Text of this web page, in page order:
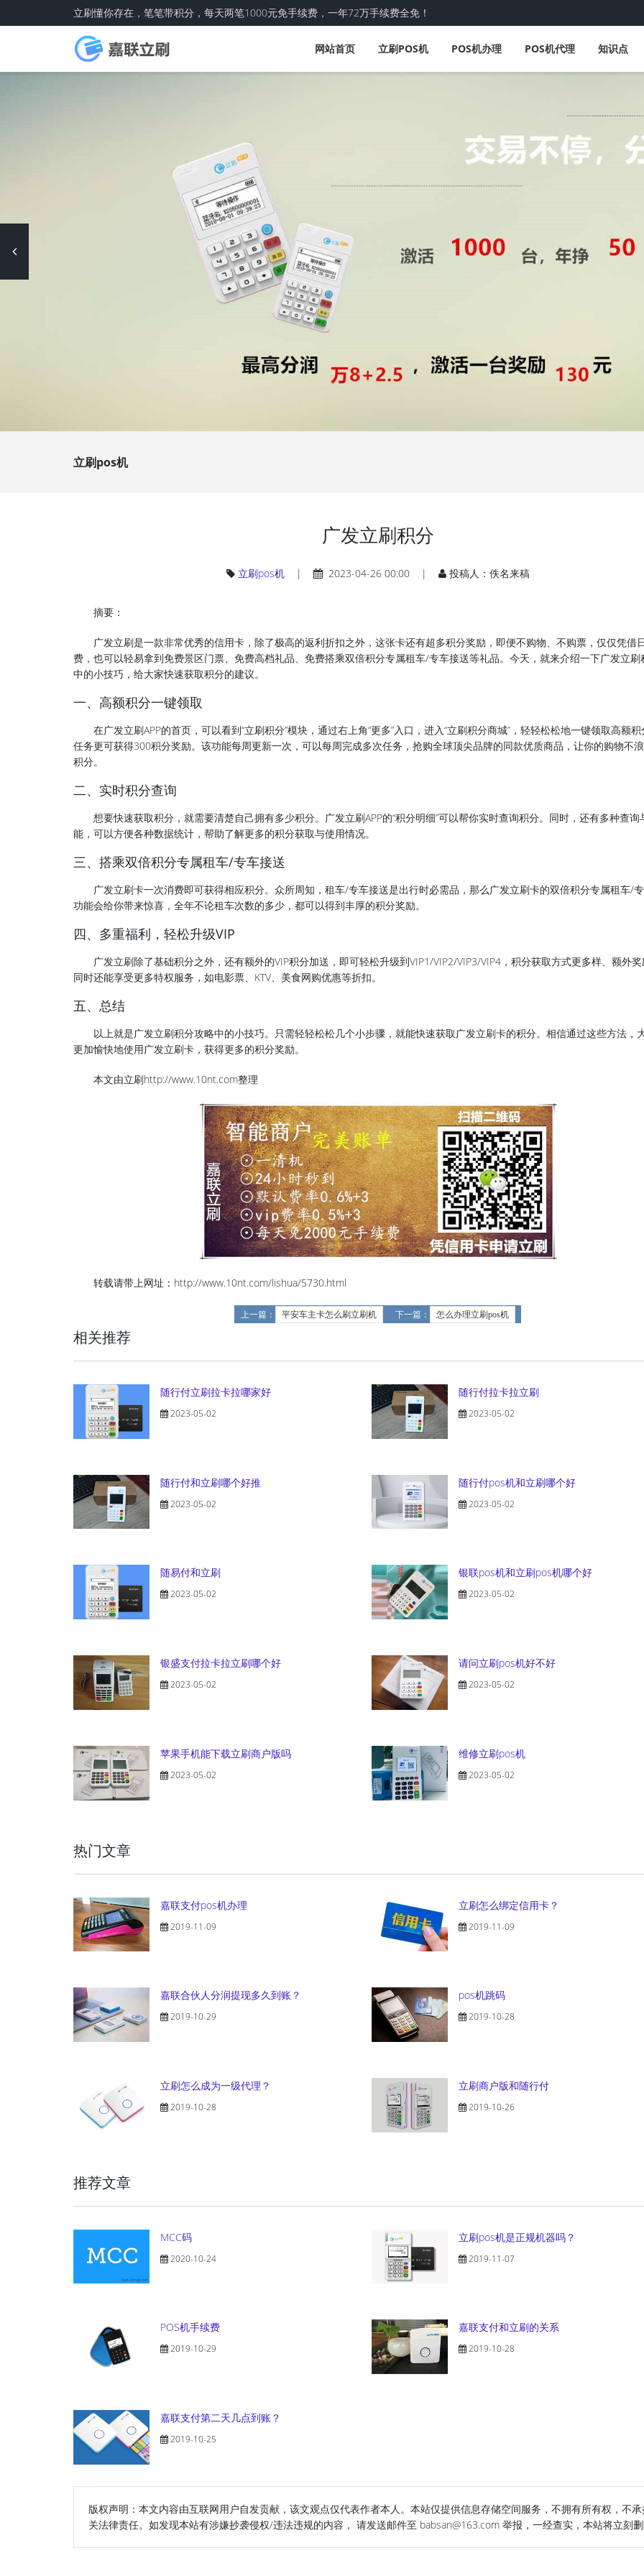
立刷懂你存在，笔笔带积分，每天两笔1000元免手续费，一年72万手续费全免！
网站首页 立刷POS机 POS机办理 POS机代理 知识点
立刷pos机
广发立刷积分
立刷pos机| 2023-04-26 00:00 | 投稿人：佚名来稿
摘要：
广发立刷是一款非常优秀的信用卡，除了极高的返利折扣之外，这张卡还有超多积分奖励，即便不购物、不购票，仅仅凭借
费，也可以轻易拿到免费景区门票、免费高档礼品、免费搭乘双倍积分专属租车/专车接送等礼品。今天，就来介绍一下广发立刷
中的小技巧，给大家快速获取积分的建议。
一、高额积分一键领取
在广发立刷APP的首页，可以看到“立刷积分”模块，通过右上角“更多”入口，进入“立刷积分商城”，轻轻松松地一键领取高额
任务更可获得300积分奖励。该功能每周更新一次，可以每周完成多次任务，抢购全球顶尖品牌的同款优质商品，让你的购物不
积分。
二、实时积分查询
想要快速获取积分，就需要清楚自己拥有多少积分。广发立刷APP的“积分明细”可以帮你实时查询积分。同时，还有多种查询
能，可以方便各种数据统计，帮助了解更多的积分获取与使用情况。
三、搭乘双倍积分专属租车/专车接送
广发立刷卡一次消费即可获得相应积分。众所周知，租车/专车接送是出行时必需品，那么广发立刷卡的双倍积分专属租车/
功能会给你带来惊喜，全年不论租车次数的多少，都可以得到丰厚的积分奖励。
四、多重福利，轻松升级VIP
广发立刷除了基础积分之外，还有额外的VIP积分加送，即可轻松升级到VIP1/VIP2/VIP3/VIP4，积分获取方式更多样、额外
同时还能享受更多特权服务，如电影票、KTV、美食网购优惠等折扣。
五、总结
以上就是广发立刷积分攻略中的小技巧。只需轻轻松松几个小步骤，就能快速获取广发立刷卡的积分。相信通过这些方法，
更加愉快地使用广发立刷卡，获得更多的积分奖励。
本文由立刷http://www.10nt.com整理
转载请带上网址：http://www.10nt.com/lishua/5730.html
上一篇： 平安车主卡怎么刷立刷机 下一篇： 怎么办理立刷pos机
相关推荐
随行付立刷拉卡拉哪家好
2023-05-02
随行付拉卡拉立刷
2023-05-02
随行付和立刷哪个好推
2023-05-02
随行付pos机和立刷哪个好
2023-05-02
随易付和立刷
2023-05-02
银联pos机和立刷pos机哪个好
2023-05-02
银盛支付拉卡拉立刷哪个好
2023-05-02
请问立刷pos机好不好
2023-05-02
苹果手机能下载立刷商户版吗
2023-05-02
维修立刷pos机
2023-05-02
热门文章
嘉联支付pos机办理
2019-11-09
立刷怎么绑定信用卡？
2019-11-09
嘉联合伙人分润提现多久到账？
2019-10-29
pos机跳码
2019-10-28
立刷怎么成为一级代理？
2019-10-28
立刷商户版和随行付
2019-10-26
推荐文章
MCC码
2020-10-24
立刷pos机是正规机器吗？
2019-11-07
POS机手续费
2019-10-29
嘉联支付和立刷的关系
2019-10-28
嘉联支付第二天几点到账？
2019-10-25
版权声明：本文内容由互联网用户自发贡献，该文观点仅代表作者本人。本站仅提供信息存储空间服务，不拥有所有权，不
关法律责任。如发现本站有涉嫌抄袭侵权/违法违规的内容， 请发送邮件至 babsan@163.com 举报，一经查实，本站将立刻